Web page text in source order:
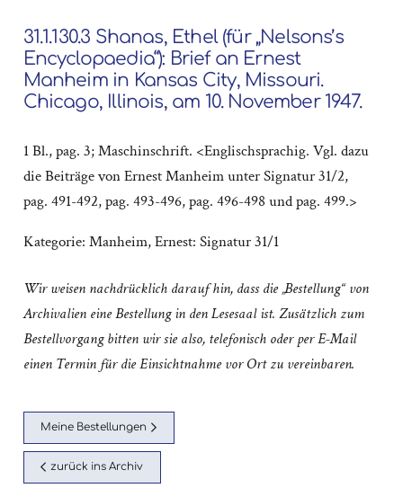
31.1.130.3 Shanas, Ethel (für „Nelsons’s
Encyclopaedia“): Brief an Ernest
Manheim in Kansas City, Missouri.
Chicago, Illinois, am 10. November 1947.
1 Bl., pag. 3; Maschinschrift. <Englischsprachig. Vgl. dazu
die Beiträge von Ernest Manheim unter Signatur 31/2,
pag. 491-492, pag. 493-496, pag. 496-498 und pag. 499.>
Kategorie: Manheim, Ernest: Signatur 31/1
Wir weisen nachdrücklich darauf hin, dass die „Bestellung“ von
Archivalien eine Bestellung in den Lesesaal ist. Zusätzlich zum
Bestellvorgang bitten wir sie also, telefonisch oder per E-Mail
einen Termin für die Einsichtnahme vor Ort zu vereinbaren.
Meine Bestellungen
zurück ins Archiv